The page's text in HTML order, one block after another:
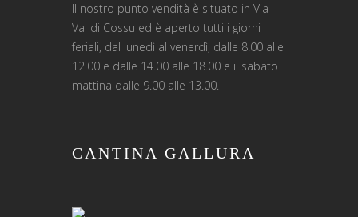
Il nostro punto vendità è situato in Via
Val di Cossu ed è aperto tutti i giorni
feriali, dal lunedì al venerdì, dalle 8.00 alle
12.00 e dalle 14.00 alle 18.00 e il sabato
mattina dalle 9.00 alle 13.00.
CANTINA GALLURA